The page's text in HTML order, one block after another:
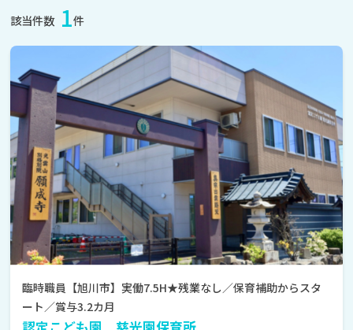
該当件数 1件
臨時職員【旭川市】実働7.5H★残業なし／保育補助からスタ
ート／賞与3.2カ月